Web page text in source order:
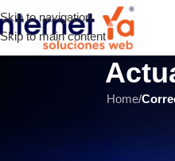
Skip to navigation
Skip to main content
Home/
HOSTING
Beneficios de